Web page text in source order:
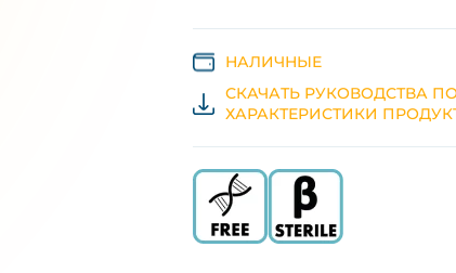
НАЛИЧНЫЕ
СКАЧАТЬ РУКОВОДСТВА
ХАРАКТЕРИСТИКИ